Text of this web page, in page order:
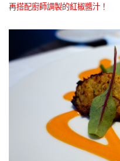
再搭配廚師調製的紅椒醬汁！